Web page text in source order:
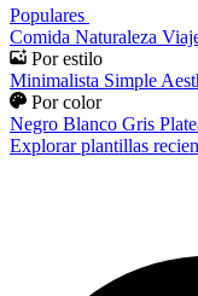
Populares
Comida Naturaleza
Por estilo
Minimalista Simple
Por color
Negro Blanco Gris
Explorar plantillas